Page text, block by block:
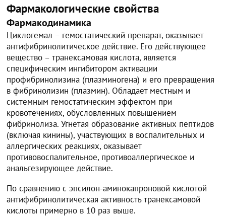
Фармакологические свойства
Фармакодинамика
Циклогемал – гемостатический препарат, оказывает
антифибринолитическое действие. Его действующее
вещество – транексамовая кислота, является
специфическим ингибитором активации
профибринолизина (плазминогена) и его превращения
в фибринолизин (плазмин). Обладает местным и
системным гемостатическим эффектом при
кровотечениях, обусловленных повышением
фибринолиза. Угнетая образование активных пептидов
(включая кинины), участвующих в воспалительных и
аллергических реакциях, оказывает
противовоспалительное, противоаллергическое и
анальгезирующее действие.
По сравнению с эпсилон-аминокапроновой кислотой
антифибринолитическая активность транексамовой
кислоты примерно в 10 раз выше.